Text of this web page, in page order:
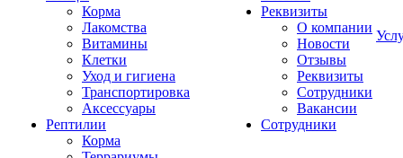
Корма
Лакомства
Витамины
Клетки
Уход и гигиена
Транспортировка
Аксессуары
Рептилии
Корма
Реквизиты
О компании
Новости
Отзывы
Реквизиты
Сотрудники
Вакансии
Сотрудники